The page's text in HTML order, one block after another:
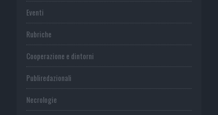
Eventi
Rubriche
Cooperazione e dintorni
Publiredazionali
Necrologie